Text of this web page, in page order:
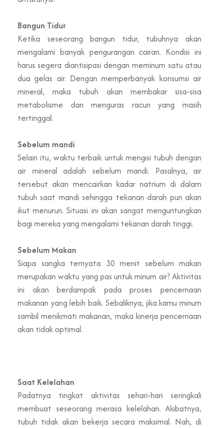
Bangun Tidur
Ketika seseorang bangun tidur, tubuhnya akan
mengalami banyak pengurangan cairan. Kondisi ini
harus segera diantisipasi dengan meminum satu atau
dua gelas air. Dengan memperbanyak konsumsi air
mineral, maka tubuh akan membakar sisa-sisa
metabolisme dan menguras racun yang masih
tertinggal.
Sebelum mandi
Selain itu, waktu terbaik untuk mengisi tubuh dengan
air mineral adalah sebelum mandi. Pasalnya, air
tersebut akan mencairkan kadar natrium di dalam
tubuh saat mandi sehingga tekanan darah pun akan
ikut menurun. Situasi ini akan sangat menguntungkan
bagi mereka yang mengalami tekanan darah tinggi.
Sebelum Makan
Siapa sangka ternyata 30 menit sebelum makan
merupakan waktu yang pas untuk minum air? Aktivitas
ini akan berdampak pada proses pencernaan
makanan yang lebih baik. Sebaliknya, jika kamu minum
sambil menikmati makanan, maka kinerja pencernaan
akan tidak optimal.
Saat Kelelahan
Padatnya tingkat aktivitas sehari-hari seringkali
membuat seseorang merasa kelelahan. Akibatnya,
tubuh tidak akan bekerja secara maksimal. Nah, di